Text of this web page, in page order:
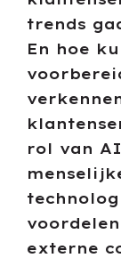
trends
En hoe
rol van
externe